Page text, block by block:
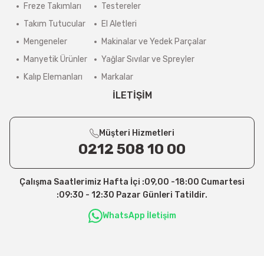
Freze Takımları
Takım Tutucular
Mengeneler
Manyetik Ürünler
Kalıp Elemanları
Testereler
El Aletleri
Makinalar ve Yedek Parçalar
Yağlar Sıvılar ve Spreyler
Markalar
İLETİŞİM
Müşteri Hizmetleri
0212 508 10 00
Çalışma Saatlerimiz Hafta İçi :09,00 -18:00 Cumartesi
:09:30 - 12:30 Pazar Günleri Tatildir.
WhatsApp İletişim